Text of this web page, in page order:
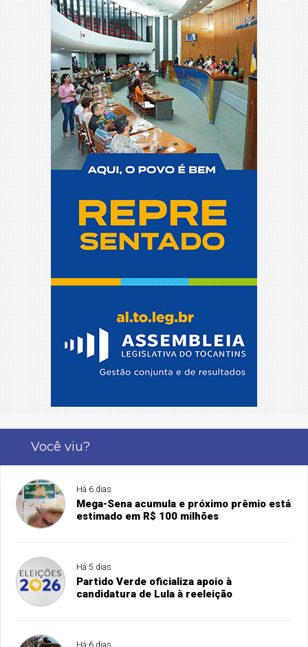
Você viu?
Há 6 dias
Mega-Sena acumula e próximo prêmio está
estimado em R$ 100 milhões
Há 5 dias
Partido Verde oficializa apoio à
candidatura de Lula à reeleição